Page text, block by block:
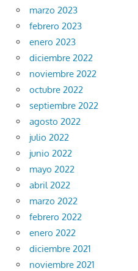
marzo 2023
febrero 2023
enero 2023
diciembre 2022
noviembre 2022
octubre 2022
septiembre 2022
agosto 2022
julio 2022
junio 2022
mayo 2022
abril 2022
marzo 2022
febrero 2022
enero 2022
diciembre 2021
noviembre 2021